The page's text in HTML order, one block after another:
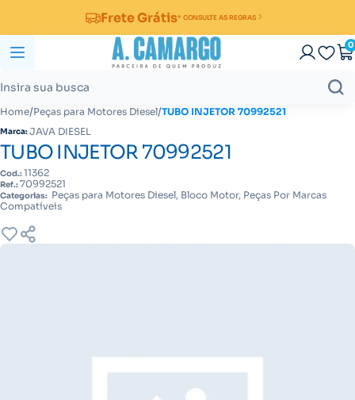
Frete Grátis* CONSULTE AS REGRAS
0
Home/Peças para Motores Diesel/TUBO INJETOR 70992521
Marca:JAVA DIESEL
TUBO INJETOR 70992521
Cod.:11362
Ref.:70992521
Categorias: Peças para Motores Diesel, Bloco Motor, Peças Por Marcas
Compatíveis